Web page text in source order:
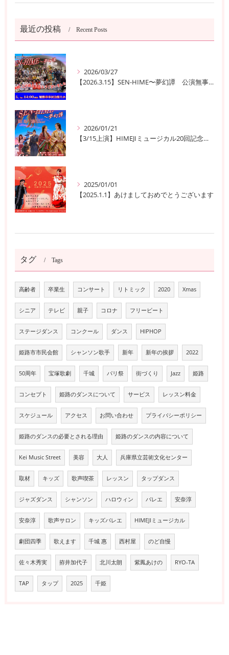
最近の投稿 Recent Posts
2026/03/27
【2026.3.15】SEN-HIME〜夢幻譚 公演無事終了
2026/01/21
【3/15上演】HIMEJIミュージカル20回記念公演！ 姫路の歴史と夢が交錯する『SEN-HIME〜夢幻譚』
2025/01/01
【2025.1.1】あけましておめでとうございます
タグ Tags
高齢者 卒業生 コンサート リトミック 2020 Xmas
シニア テレビ 親子 コロナ フリービート
ステージダンス コンクール ダンス HIPHOP
姫路市市民会館 シャンソン歌手 新年 新年の挨拶 2022
50周年 宝塚歌劇 千城 パリ祭 街づくり Jazz 姫路
コンセプト 姫路のダンスについて サービス レッスン料金
スケジュール アクセス お問い合わせ プライバシーポリシー
姫路のダンスの必要とされる理由 姫路のダンスの内容について
Kei Music Street 美容 大人 兵庫県立芸術文化センター
取材 キッズ 歌声喫茶 レッスン タップダンス
ジャズダンス シャンソン ハロウィン バレエ 安奈淳
安奈淳 歌声サロン キッズバレエ HIMEJIミュージカル
劇団四季 歌えます 千城 惠 西村屋 のど自慢
佐々木秀実 拵井加代子 北川太朗 紫鳳あけの RYO-TA
TAP タップ 2025 千姫